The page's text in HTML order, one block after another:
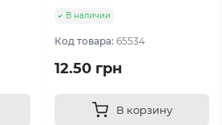
В наличии
Код товара: 65534
12.50 грн
В корзину